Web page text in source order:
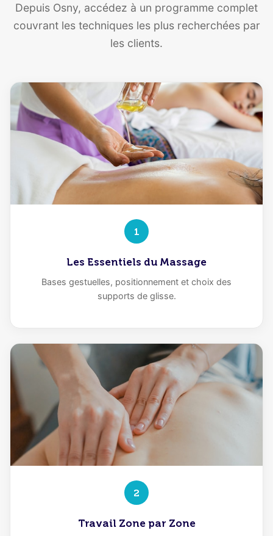
Depuis Osny, accédez à un programme complet
couvrant les techniques les plus recherchées par
les clients.
1
Les Essentiels du Massage
Bases gestuelles, positionnement et choix des
supports de glisse.
2
Travail Zone par Zone